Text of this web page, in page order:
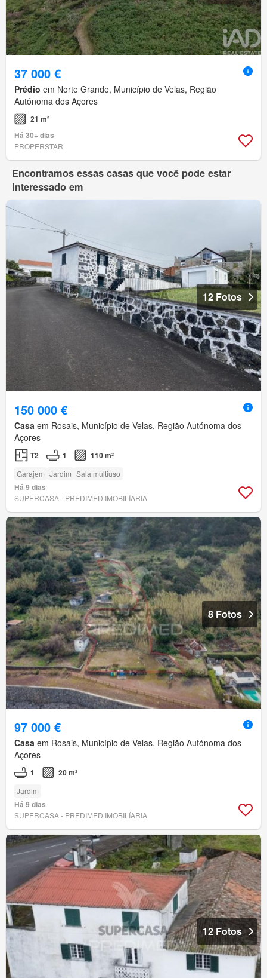
37 000 €
Prédio em Norte Grande, Município de Velas, Região
Autónoma dos Açores
21 m²
Há 30+ dias
PROPERSTAR
Encontramos essas casas que você pode estar
interessado em
12 Fotos
150 000 €
Casa em Rosais, Município de Velas, Região Autónoma dos
Açores
T2 1 110 m²
Garajem Jardim Sala multiuso
Há 9 dias
SUPERCASA - PREDIMED IMOBILÍARIA
8 Fotos
97 000 €
Casa em Rosais, Município de Velas, Região Autónoma dos
Açores
1 20 m²
Jardim
Há 9 dias
SUPERCASA - PREDIMED IMOBILÍARIA
12 Fotos